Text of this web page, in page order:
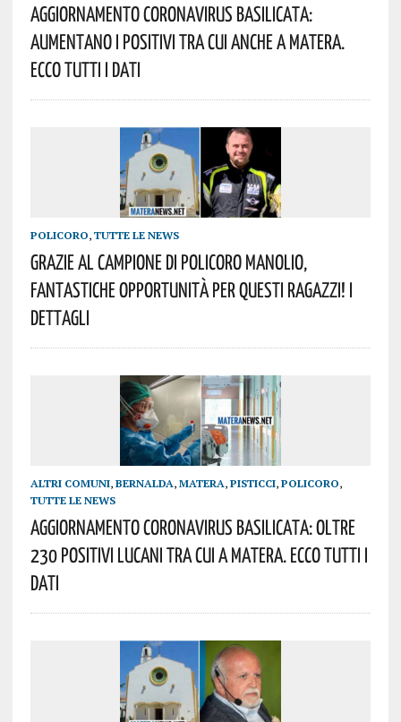
AGGIORNAMENTO Coronavirus Basilicata:
Aumentano I Positivi Tra Cui Anche A Matera.
Ecco Tutti I Dati
POLICORO, TUTTE LE NEWS
Grazie Al Campione Di Policoro Manolio,
Fantastiche Opportunità Per Questi Ragazzi! I
Dettagli
ALTRI COMUNI, BERNALDA, MATERA, PISTICCI, POLICORO,
TUTTE LE NEWS
AGGIORNAMENTO Coronavirus Basilicata: Oltre
230 Positivi Lucani Tra Cui A Matera. Ecco Tutti I
Dati